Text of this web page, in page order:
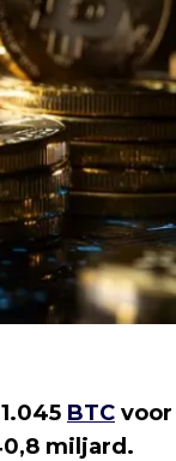
BTC voor
miljard.